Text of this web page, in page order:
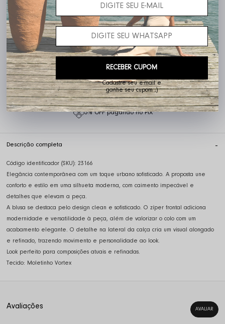
Não sei o meu CEP
5% OFF pagando no PIX
Descrição completa
Código identificador (SKU): 23166
Elegância contemporânea com um toque urbano sofisticado. A proposta une
conforto e estilo em uma silhueta moderna, com caimento impecável e
detalhes que elevam a peça.
A blusa se destaca pelo design clean e sofisticado. O zíper frontal adiciona
modernidade e versatilidade à peça, além de valorizar o colo com um
acabamento elegante. O detalhe na lateral da calça cria um visual alongado
e refinado, trazendo movimento e personalidade ao look.
Look perfeito para composições atuais e refinadas.
Tecido: Moletinho Vortex
Cadastre seu e-mail e
ganhe seu cupom ;)
RECEBER CUPOM